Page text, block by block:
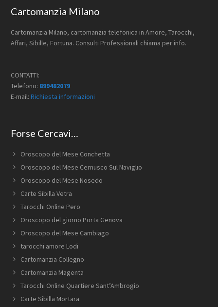
Footer
Cartomanzia Milano
Cartomanzia Milano, cartomanzia telefonica in Amore, Tarocchi,
Affari, Sibille, Fortuna. Consulti Professionali chiama per info.
CONTATTI:
Telefono: 899482079
E-mail:Richiesta informazioni
Forse Cercavi…
Oroscopo del Mese Conchetta
Oroscopo del Mese Cernusco Sul Naviglio
Oroscopo del Mese Nosedo
Carte Sibilla Vetra
Tarocchi Online Pero
Oroscopo del giorno Porta Genova
Oroscopo del Mese Cambiago
tarocchi amore Lodi
Cartomanzia Collegno
Cartomanzia Magenta
Tarocchi Online Quartiere Sant’Ambrogio
Carte Sibilla Mortara